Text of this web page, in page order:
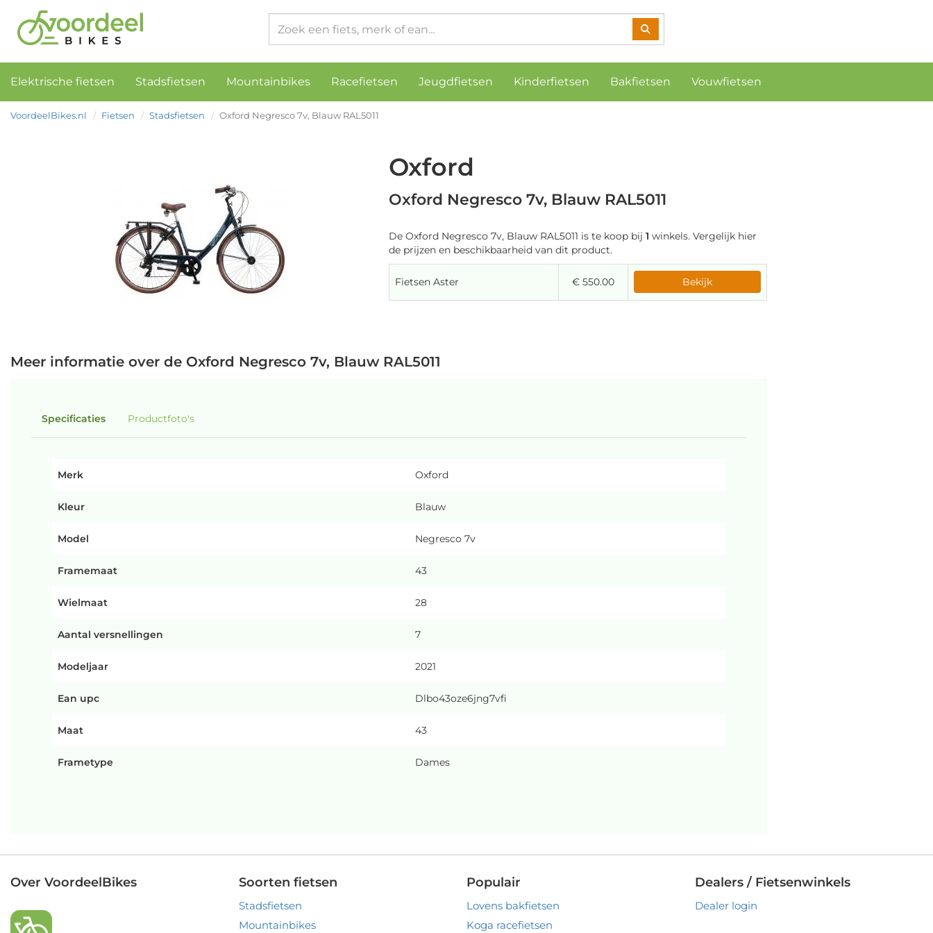
Elektrische fietsen Stadsfietsen Mountainbikes Racefietsen Jeugdfietsen Kinderfietsen Bakfietsen Vouwfietsen
VoordeelBikes.nl Fietsen Stadsfietsen Oxford Negresco 7v, Blauw RAL5011
Oxford
Oxford Negresco 7v, Blauw RAL5011
De Oxford Negresco 7v, Blauw RAL5011 is te koop bij 1 winkels. Vergelijk hier
de prijzen en beschikbaarheid van dit product.
Fietsen Aster € 550.00 Bekijk
Meer informatie over de Oxford Negresco 7v, Blauw RAL5011
Specificaties Productfoto's
Merk Oxford
Kleur Blauw
Model Negresco 7v
Framemaat 43
Wielmaat 28
Aantal versnellingen 7
Modeljaar 2021
Ean upc Dlbo43oze6jng7vfi
Maat 43
Frametype Dames
Over VoordeelBikes Soorten fietsen
Stadsfietsen
Mountainbikes
Populair
Lovens bakfietsen
Koga racefietsen
Dealers / Fietsenwinkels
Dealer login